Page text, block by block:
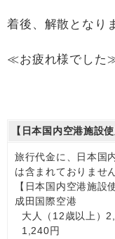
着後、解散となり
≪お疲れ様でした
【日本国内空港施設
旅行代金に、日本国
は含まれておりませ
【日本国内空港施設
成田国際空港
大人（12歳以上）
1,240円